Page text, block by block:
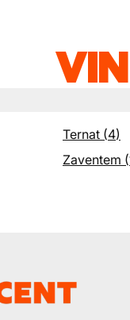
Ternat (4)
Zaventem (